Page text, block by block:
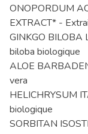
ONOPORDUM
EXTRACT* -
GINKGO BILOBA
biloba biologique
ALOE
vera
HELICHRYSUM
biologique
SORBITAN